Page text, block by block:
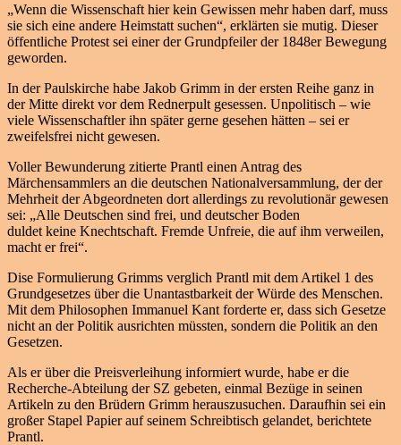
„Wenn die Wissenschaft hier kein Gewissen mehr haben darf, muss
sie sich eine andere Heimstatt suchen“, erklärten sie mutig. Dieser
öffentliche Protest sei einer der Grundpfeiler der 1848er Bewegung
geworden.
In der Paulskirche habe Jakob Grimm in der ersten Reihe ganz in
der Mitte direkt vor dem Rednerpult gesessen. Unpolitisch – wie
viele Wissenschaftler ihn später gerne gesehen hätten – sei er
zweifelsfrei nicht gewesen.
Voller Bewunderung zitierte Prantl einen Antrag des
Märchensammlers an die deutschen Nationalversammlung, der der
Mehrheit der Abgeordneten dort allerdings zu revolutionär gewesen
sei: „Alle Deutschen sind frei, und deutscher Boden
duldet keine Knechtschaft. Fremde Unfreie, die auf ihm verweilen,
macht er frei“.
Dise Formulierung Grimms verglich Prantl mit dem Artikel 1 des
Grundgesetzes über die Unantastbarkeit der Würde des Menschen.
Mit dem Philosophen Immanuel Kant forderte er, dass sich Gesetze
nicht an der Politik ausrichten müssten, sondern die Politik an den
Gesetzen.
Als er über die Preisverleihung informiert wurde, habe er die
Recherche-Abteilung der SZ gebeten, einmal Bezüge in seinen
Artikeln zu den Brüdern Grimm herauszusuchen. Daraufhin sei ein
großer Stapel Papier auf seinem Schreibtisch gelandet, berichtete
Prantl.